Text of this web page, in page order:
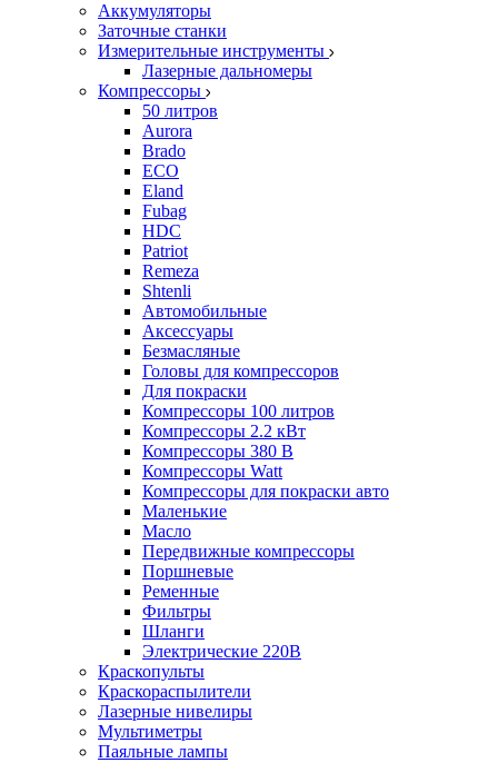
Аккумуляторы
Заточные станки
Измерительные инструменты
Лазерные дальномеры
Компрессоры
50 литров
Aurora
Brado
ECO
Eland
Fubag
HDC
Patriot
Remeza
Shtenli
Автомобильные
Аксессуары
Безмасляные
Головы для компрессоров
Для покраски
Компрессоры 100 литров
Компрессоры 2.2 кВт
Компрессоры 380 В
Компрессоры Watt
Компрессоры для покраски авто
Маленькие
Масло
Передвижные компрессоры
Поршневые
Ременные
Фильтры
Шланги
Электрические 220В
Краскопульты
Краскораспылители
Лазерные нивелиры
Мультиметры
Паяльные лампы